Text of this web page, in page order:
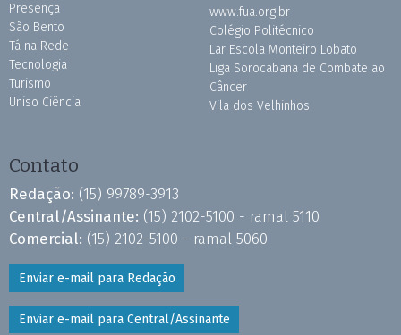
Presença
São Bento
Tá na Rede
Tecnologia
Turismo
Uniso Ciência
www.fua.org.br
Colégio Politécnico
Lar Escola Monteiro Lobato
Liga Sorocabana de Combate ao
Câncer
Vila dos Velhinhos
Contato
Redação: (15) 99789-3913
Central/Assinante: (15) 2102-5100 - ramal 5110
Comercial: (15) 2102-5100 - ramal 5060
Enviar e-mail para Redação
Enviar e-mail para Central/Assinante